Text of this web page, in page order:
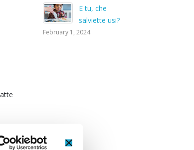
E tu, che
salviette usi?
February 1, 2024